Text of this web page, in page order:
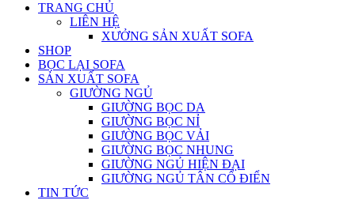
TRANG CHỦ
LIÊN HỆ
XƯỞNG SẢN XUẤT SOFA
SHOP
BỌC LẠI SOFA
SẢN XUẤT SOFA
GIƯỜNG NGỦ
GIƯỜNG BỌC DA
GIƯỜNG BỌC NỈ
GIƯỜNG BỌC VẢI
GIƯỜNG BỌC NHUNG
GIƯỜNG NGỦ HIỆN ĐẠI
GIƯỜNG NGỦ TÂN CỔ ĐIỂN
TIN TỨC